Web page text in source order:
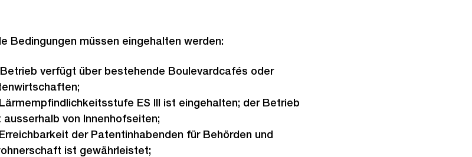
Bedingungen müssen eingehalten werden:
verfügt über bestehende Boulevardcafés oder
ES III ist eingehalten; der Betrieb
ausserhalb von Innenhofseiten;
der Patentinhabenden für Behörden und
ist gewährleistet;